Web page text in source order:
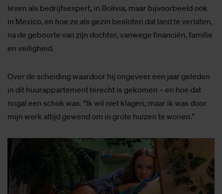
leven als bedrijfsexpert, in Bolivia, maar bijvoorbeeld ook
in Mexico, en hoe ze als gezin besloten dat land te verlaten,
na de geboorte van zijn dochter, vanwege financiën, familie
en veiligheid.
Over de scheiding waardoor hij ongeveer een jaar geleden
in dit huurappartement terecht is gekomen – en hoe dat
nogal een schok was. “Ik wil niet klagen, maar ik was door
mijn werk altijd gewend om in grote huizen te wonen.”